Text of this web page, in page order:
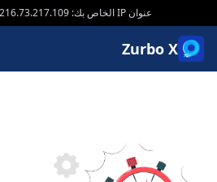
عنوان IP الخاص بك: 216.73.217.109
Zurbo X